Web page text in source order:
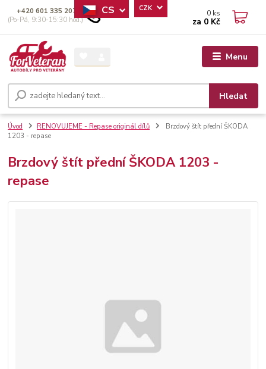
Menu
CS CZK
Hledat
+420 601 335 207
(Po-Pá, 9:30-15:30 hod.)
0 ks
za 0 Kč
Úvod RENOVUJEME - Repase originál dílů
Brzdový štít přední ŠKODA
1203 - repase
Brzdový štít přední ŠKODA 1203 -
repase